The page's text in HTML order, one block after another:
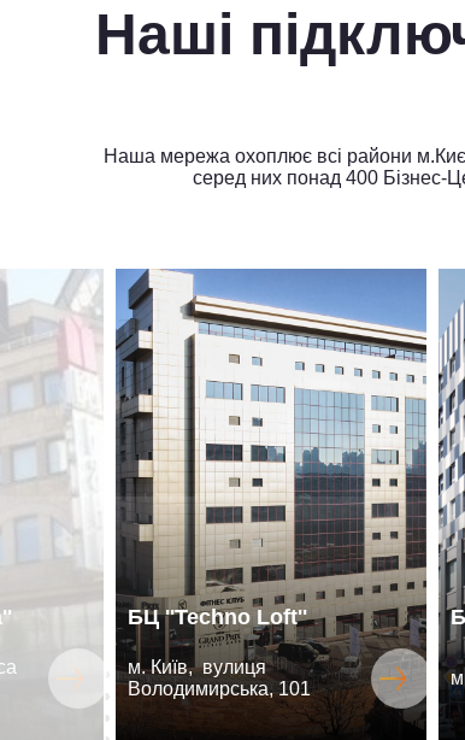
Наші
Наша мережа охоплює всі райони
серед них понад 400 Бізнес-
БЦ ''Techno Loft''
м. Київ, вулиця
Володимирська, 101